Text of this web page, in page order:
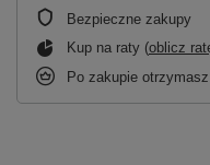
Bezpieczne zakupy
Kup na raty (oblicz
Po zakupie otrzymasz